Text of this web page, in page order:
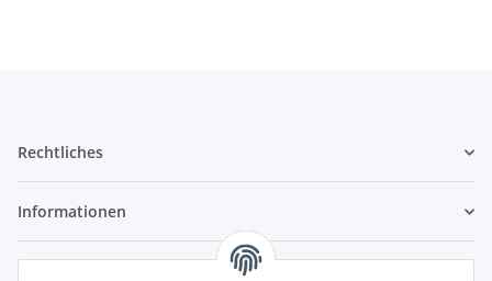
Rechtliches
Informationen